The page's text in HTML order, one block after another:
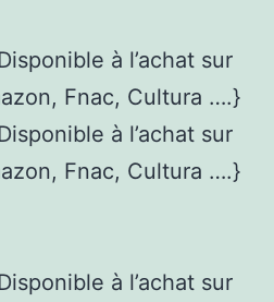
à l’achat sur
Fnac, Cultura ….}
à l’achat sur
Fnac, Cultura ….}
à l’achat sur